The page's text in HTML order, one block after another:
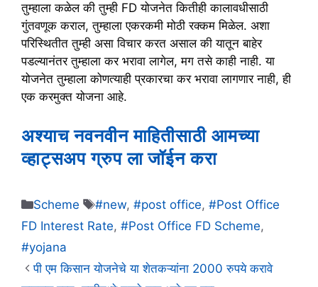
तुम्हाला कळेल की तुम्ही FD योजनेत कितीही कालावधीसाठी
गुंतवणूक कराल, तुम्हाला एकरकमी मोठी रक्कम मिळेल. अशा
परिस्थितीत तुम्ही असा विचार करत असाल की यातून बाहेर
पडल्यानंतर तुम्हाला कर भरावा लागेल, मग तसे काही नाही. या
योजनेत तुम्हाला कोणत्याही प्रकारचा कर भरावा लागणार नाही, ही
एक करमुक्त योजना आहे.
अश्याच नवनवीन माहितीसाठी आमच्या
व्हाट्सअप ग्रुप ला जॉईन करा
Categories
Scheme Tags
#new, #post office, #Post Office
FD Interest Rate, #Post Office FD Scheme,
#yojana
पी एम किसान योजनेचे या शेतकऱ्यांना 2000 रुपये करावे